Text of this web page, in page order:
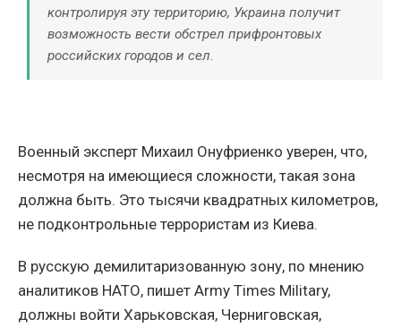
контролируя эту территорию, Украина получит
возможность вести обстрел прифронтовых
российских городов и сел.
Военный эксперт Михаил Онуфриенко уверен, что,
несмотря на имеющиеся сложности, такая зона
должна быть. Это тысячи квадратных километров,
не подконтрольные террористам из Киева.
В русскую демилитаризованную зону, по мнению
аналитиков НАТО, пишет Army Times Military,
должны войти Харьковская, Черниговская,